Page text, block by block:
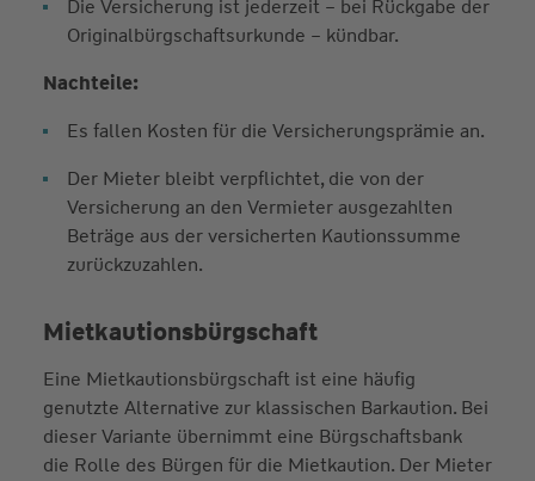
Die Versicherung ist jederzeit – bei Rückgabe der
Originalbürgschaftsurkunde – kündbar.
Nachteile:
Es fallen Kosten für die Versicherungsprämie an.
Der Mieter bleibt verpflichtet, die von der
Versicherung an den Vermieter ausgezahlten
Beträge aus der versicherten Kautionssumme
zurückzuzahlen.
Mietkautionsbürgschaft
Eine Mietkautionsbürgschaft ist eine häufig
genutzte Alternative zur klassischen Barkaution. Bei
dieser Variante übernimmt eine Bürgschaftsbank
die Rolle des Bürgen für die Mietkaution. Der Mieter